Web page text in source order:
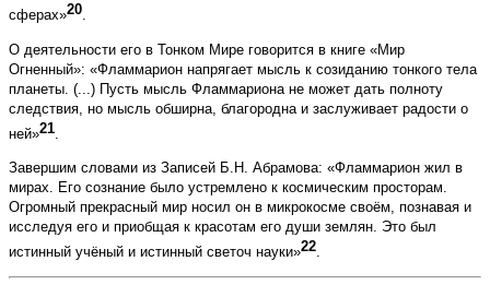
сферах»20.
О деятельности его в Тонком Мире говорится в книге «Мир
Огненный»: «Фламмарион напрягает мысль к созиданию тонкого тела
планеты. (...) Пусть мысль Фламмариона не может дать полноту
следствия, но мысль обширна, благородна и заслуживает радости о
ней»21
Завершим словами из Записей Б.Н. Абрамова: «Фламмарион жил в
мирах. Его сознание было устремлено к космическим просторам.
Огромный прекрасный мир носил он в микрокосме своём, познавая и
исследуя его и приобщая к красотам его души землян. Это был
истинный учёный и истинный светоч науки»22.